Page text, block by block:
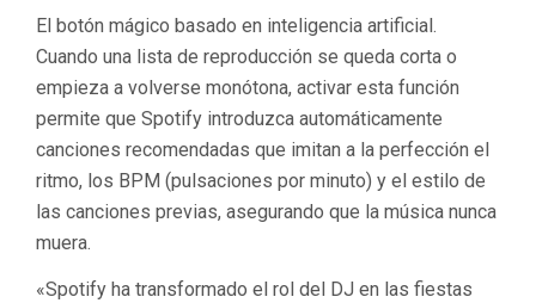
El botón mágico basado en inteligencia artificial.
Cuando una lista de reproducción se queda corta o
empieza a volverse monótona, activar esta función
permite que Spotify introduzca automáticamente
canciones recomendadas que imitan a la perfección el
ritmo, los BPM (pulsaciones por minuto) y el estilo de
las canciones previas, asegurando que la música nunca
muera.
«Spotify ha transformado el rol del DJ en las fiestas